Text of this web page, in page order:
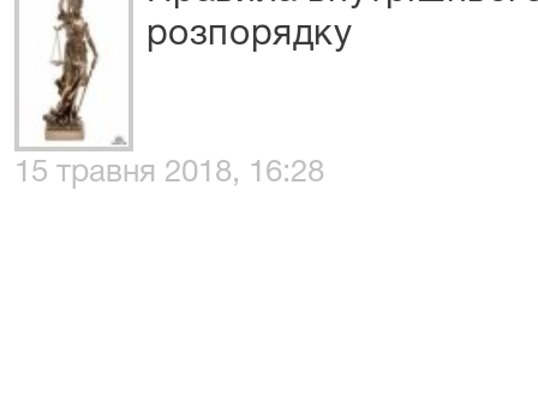
розпорядку
15 травня 2018, 16:28